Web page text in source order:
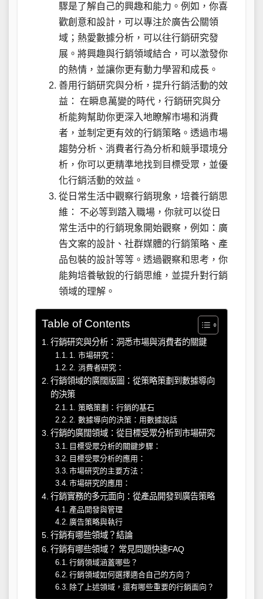
驟是了解自己的興趣和能力。例如，你喜
歡創意和設計，可以專注於廣告公關領
域；熱愛數據分析，可以往行銷研究發
展。將興趣與行銷領域結合，可以激發你
的熱情，並讓你更有動力學習和成長。
善用行銷研究與分析，提升行銷活動的效
益： 在瞬息萬變的時代，行銷研究與分
析能夠幫助你更深入地瞭解市場和消費
者，並制定更有效的行銷策略。透過市場
趨勢分析、消費者行為分析和競爭環境分
析，你可以更精準地找到目標受眾，並優
化行銷活動的效益。
從日常生活中觀察行銷現象，培養行銷思
維： 不必等到踏入職場，你就可以從日
常生活中的行銷現象開始觀察，例如：廣
告文案的設計、社群媒體的行銷策略、產
品包裝的設計等等。透過觀察和思考，你
能夠培養敏銳的行銷思維，並提升對行銷
領域的理解。
Table of Contents
行銷研究與分析：洞悉市場與消費者的關鍵
1. 市場研究：
2. 消費者研究：
行銷領域的廣闊版圖：從策略策劃到數據導向
的決策
1. 策略策劃：行銷的基石
2. 數據導向的決策：用數據說話
行銷的廣闊領域：從目標受眾分析到市場研究
目標受眾分析的關鍵步驟：
目標受眾分析的應用：
市場研究的主要方法：
市場研究的應用：
行銷實務的多元面向：從產品開發到廣告策略
產品開發與管理
廣告策略與執行
行銷有哪些領域？結論
行銷有哪些領域？ 常見問題快速FAQ
行銷領域涵蓋哪些？
行銷領域如何選擇適合自己的方向？
除了上述領域，還有哪些重要的行銷面向？